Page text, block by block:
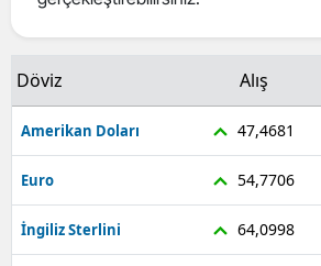
Döviz Alış
Amerikan Doları 47,4681
Euro 54,7706
İngiliz Sterlini 64,0998